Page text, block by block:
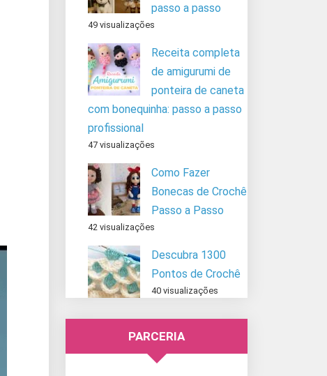
passo a passo
49 visualizações
Receita completa
de amigurumi de
ponteira de caneta
com bonequinha: passo a passo
profissional
47 visualizações
Como Fazer
Bonecas de Crochê
Passo a Passo
42 visualizações
Descubra 1300
Pontos de Crochê
40 visualizações
PARCERIA